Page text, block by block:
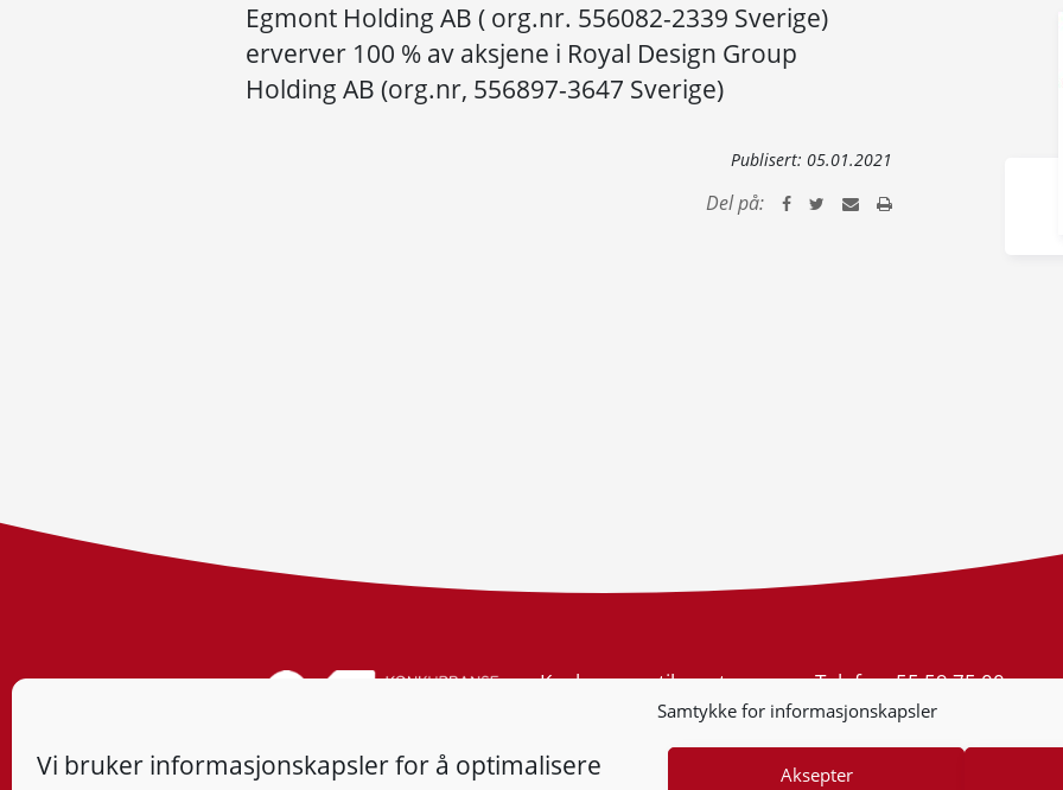
Samtykke for informasjonskapsler
Vi bruker informasjonskapsler for å optimalisere
Aksepter
Egmont Holding AB ( org.nr. 556082-2339 Sverige)
erverver 100 % av aksjene i Royal Design Group
Holding AB (org.nr, 556897-3647 Sverige)
Publisert: 05.01.2021
Del på:
Konkurransetilsynet
Postboks 439 Sentrum
Org.nr: 974 761 246
Telefon:55 59 75 00
E-post:post@kt.no
Nyhetsvarsel >>